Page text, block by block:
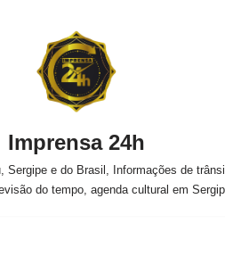
Imprensa 24h
Sergipe e do Brasil, Informações de
do tempo, agenda cultural em